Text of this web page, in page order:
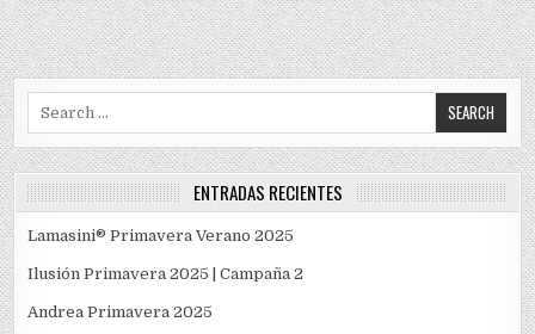
entradas
ENTRADAS RECIENTES
Lamasini® Primavera Verano 2025
Ilusión Primavera 2025 | Campaña 2
Andrea Primavera 2025